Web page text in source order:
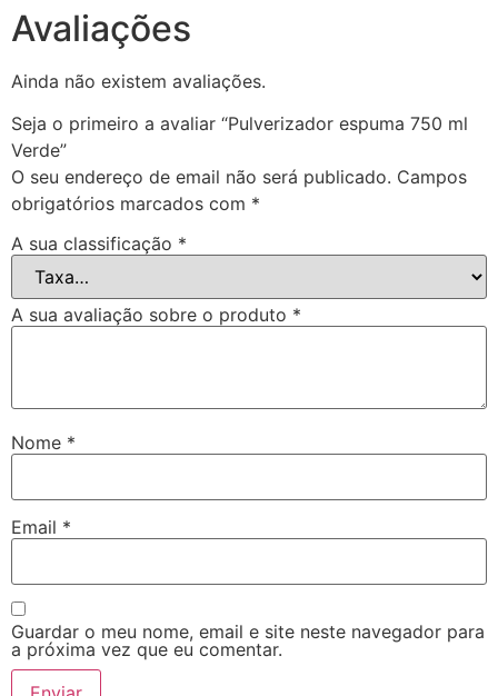
Avaliações
Ainda não existem avaliações.
Seja o primeiro a avaliar “Pulverizador espuma 750 ml
Verde”
O seu endereço de email não será publicado. Campos
obrigatórios marcados com *
A sua classificação *
A sua avaliação sobre o produto *
Nome *
Email *
Guardar o meu nome, email e site neste navegador para
a próxima vez que eu comentar.